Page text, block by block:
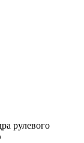
рулевого